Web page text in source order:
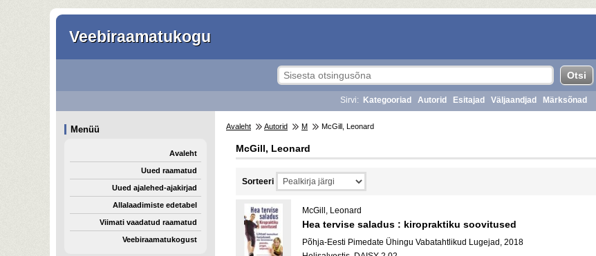
Veebiraamatukogu
Sirvi: Kategooriad Autorid Esitajad Väljaandjad Märksõnad
Menüü
Avaleht
Uued raamatud
Uued ajalehed-ajakirjad
Allalaadimiste edetabel
Viimati vaadatud raamatud
Veebiraamatukogust
Avaleht Autorid M McGill, Leonard
McGill, Leonard
Sorteeri
McGill, Leonard
Hea tervise saladus : kiropraktiku soovitused
Põhja-Eesti Pimedate Ühingu Vabatahtlikud Lugejad, 2018